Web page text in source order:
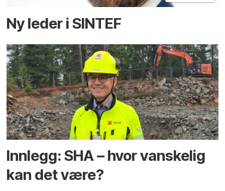
Ny leder i SINTEF
Innlegg: SHA – hvor vanskelig
kan det være?